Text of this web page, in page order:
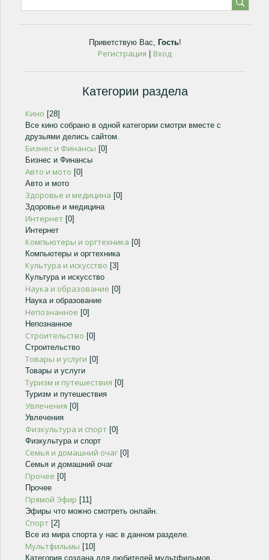
Приветствую Вас, Гость!
Регистрация Вход
Категории раздела
Кино [28]
Все кино собрано в одной категории смотри вместе с
друзьями делись сайтом.
Бизнес и Финансы [0]
Бизнес и Финансы
Авто и мото [0]
Авто и мото
Здоровье и медицина [0]
Здоровье и медицина
Интернет [0]
Интернет
Компьютеры и оргтехника [0]
Компьютеры и оргтехника
Культура и искусство [3]
Культура и искусство
Наука и образование [0]
Наука и образование
Непознанное [0]
Непознанное
Строительство [0]
Строительство
Товары и услуги [0]
Товары и услуги
Туризм и путешествия [0]
Туризм и путешествия
Увлечения [0]
Увлечения
Физкультура и спорт [0]
Физкультура и спорт
Семья и домашний очаг [0]
Семья и домашний очаг
Прочее [0]
Прочее
Прямой Эфир [11]
Эфиры что можно смотреть онлайн.
Спорт [2]
Все из мира спорта у нас в данном разделе.
Мультфильмы [10]
Категория создана для любителей мультфильмов.